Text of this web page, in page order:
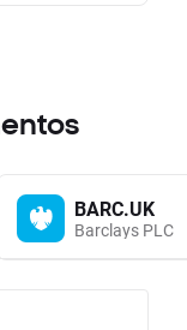
BARC.UK
Barclays PLC